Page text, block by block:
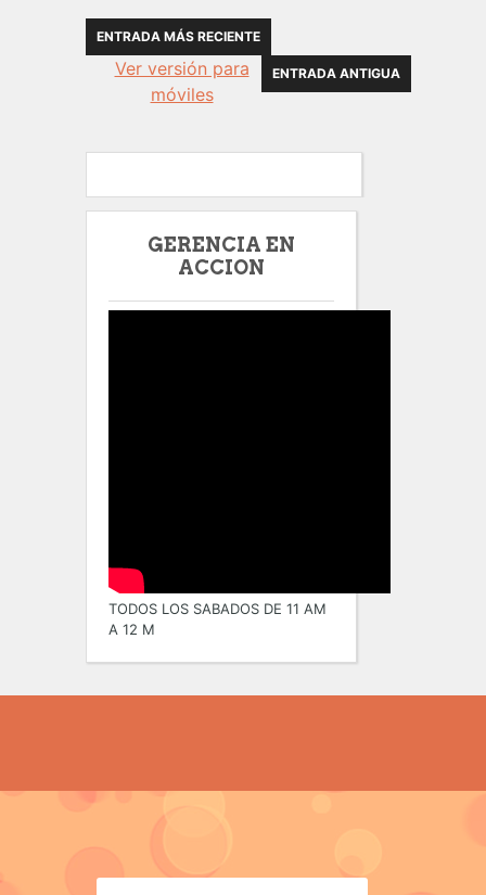
ENTRADA MÁS RECIENTE
ENTRADA ANTIGUA
Ver versión para
móviles
GERENCIA EN
ACCION
TODOS LOS SABADOS DE 11 AM
A 12 M